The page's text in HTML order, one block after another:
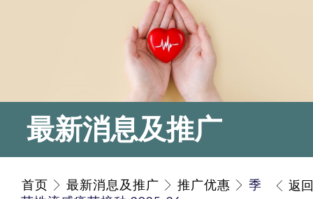
最新消息及推广
首页 最新消息及推广 推广优惠
季
返回